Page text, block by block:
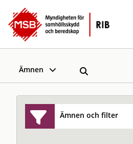
Ämnen
Ämnen och filter